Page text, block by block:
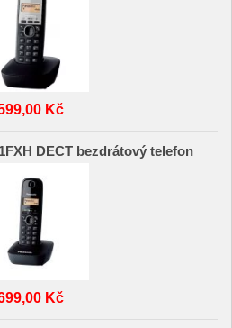
Kč
DECT bezdrátový telefon
Kč